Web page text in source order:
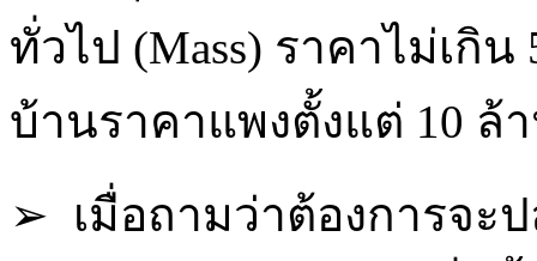
ทั่วไป (Mass) ราคาไม่เกิ
บ้านราคาแพงตั้งแต่ 10 ล้
➢ เมื่อถามว่าต้องการจะ